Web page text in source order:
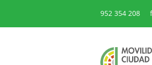
952 354 208